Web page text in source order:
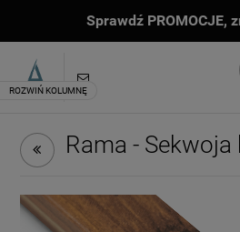
Sprawdź PROMOCJE,
Rama -